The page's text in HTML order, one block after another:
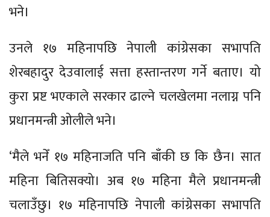
भने।
उनले १७ महिनापछि नेपाली कांग्रेसका सभापति
शेरबहादुर देउवालाई सत्ता हस्तान्तरण गर्ने बताए। यो
कुरा प्रष्ट भएकाले सरकार ढाल्ने चलखेलमा नलाग्न पनि
प्रधानमन्त्री ओलीले भने।
‘मैले भनेँ १७ महिनाजति पनि बाँकी छ कि छैन। सात
महिना बितिसक्यो। अब १७ महिना मैले प्रधानमन्त्री
चलाउँछु। १७ महिनापछि नेपाली कांग्रेसका सभापति